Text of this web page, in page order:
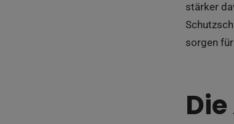
stärker
sorgen